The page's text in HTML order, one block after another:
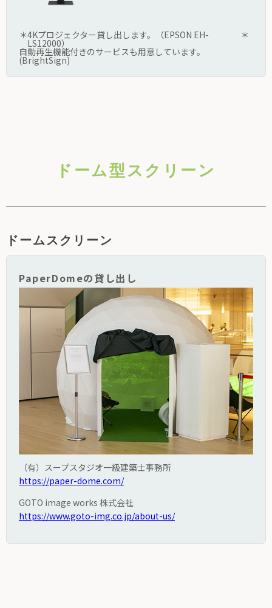
＊4Kプロジェクター貸し出します。（EPSON EH-
LS12000）
＊
自動再生機能付きのサービスも用意しています。
(BrightSign)
ドーム型スクリーン
ドームスクリーン
PaperDomeの貸し出し
（有）スープスタジオ一級建築士事務所
https://paper-dome.com/
GOTO image works 株式会社
https://www.goto-img.co.jp/about-us/